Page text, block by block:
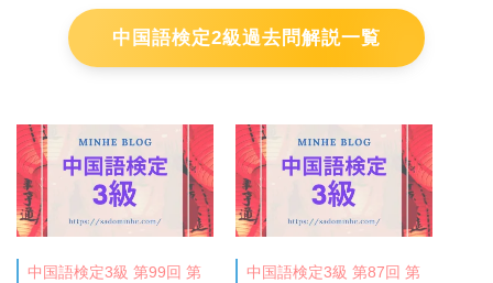
中国語検定2級過去問解説一覧
中国語検定3級 第99回 第
中国語検定3級 第87回 第